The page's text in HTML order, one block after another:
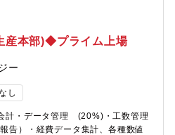
キュラーエコノミーの実現に貢献
れまで積み重ねてきた「ものづく
実力を武器に、新たな時代の主役
組織体制の強化が求められていま
産本部)◆プライム上場
ー
し
計・データ管理 (20%)・工数管理
告）・経費データ集計、各種数値